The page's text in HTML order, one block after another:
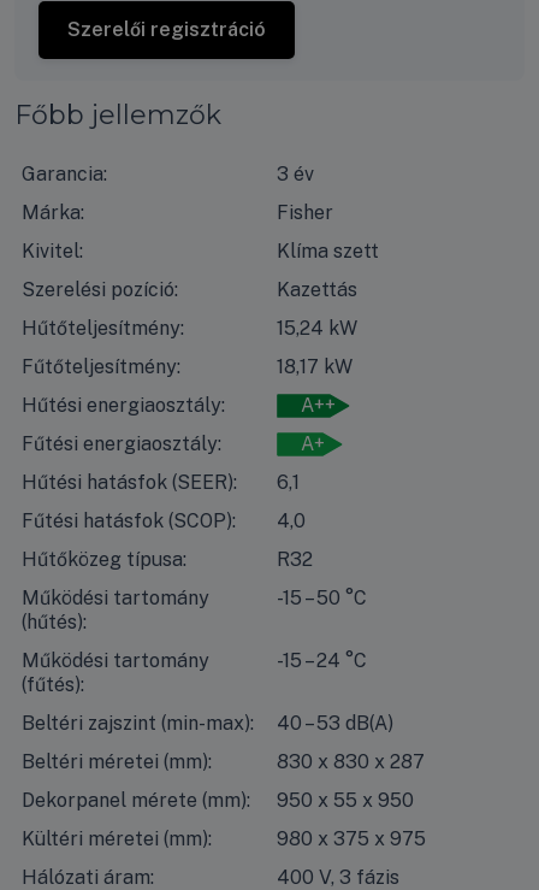
Szerelői regisztráció
Főbb jellemzők
Garancia:
3 év
Márka:
Fisher
Kivitel:
Klíma szett
Szerelési pozíció:
Kazettás
Hűtőteljesítmény:
15,24 kW
Fűtőteljesítmény:
18,17 kW
Hűtési energiaosztály:
A++
Fűtési energiaosztály:
A+
Hűtési hatásfok (SEER):
6,1
Fűtési hatásfok (SCOP):
4,0
Hűtőközeg típusa:
R32
Működési tartomány
(hűtés):
-15 – 50 °C
Működési tartomány
(fűtés):
-15 – 24 °C
Beltéri zajszint (min-max):
40 – 53 dB(A)
Beltéri méretei (mm):
830 x 830 x 287
Dekorpanel mérete (mm):
950 x 55 x 950
Kültéri méretei (mm):
980 x 375 x 975
Hálózati áram:
400 V, 3 fázis